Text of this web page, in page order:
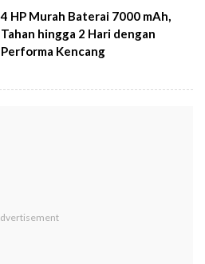
4 HP Murah Baterai 7000 mAh,
Tahan hingga 2 Hari dengan
Performa Kencang